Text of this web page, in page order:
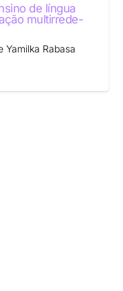
de língua
multirrede-
Yamilka Rabasa